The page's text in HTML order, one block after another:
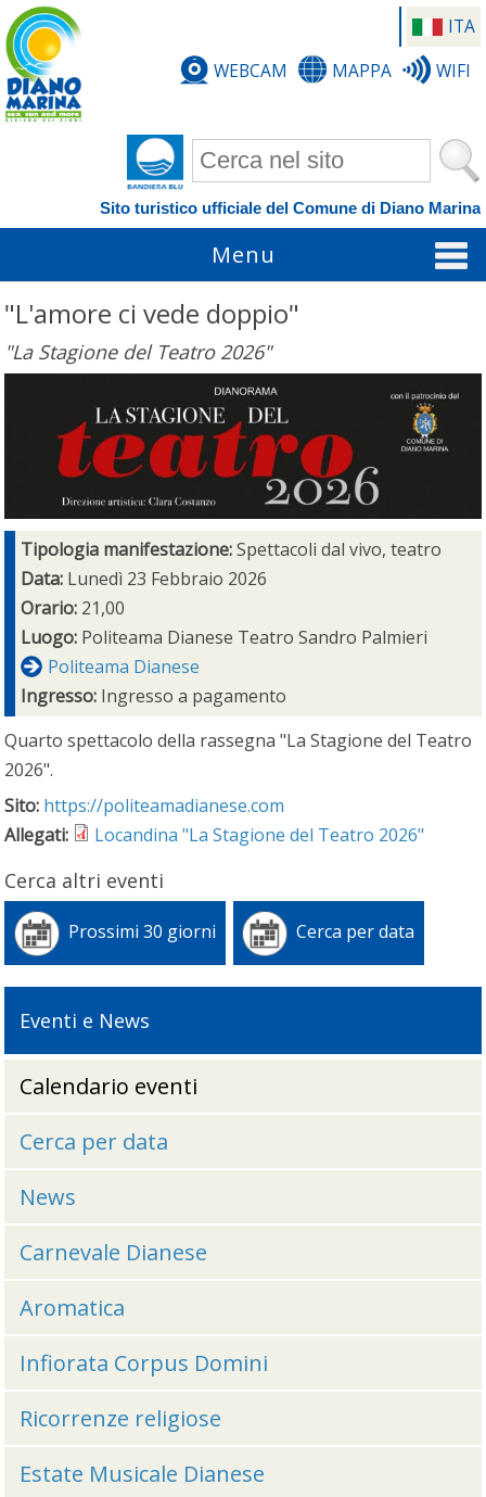
ITA
WEBCAM
MAPPA WIFI
Form di ricerca
Sito turistico ufficiale del Comune di Diano Marina
Menu
"L'amore ci vede doppio"
"La Stagione del Teatro 2026"
Tipologia manifestazione:Spettacoli dal vivo, teatro
Data: Lunedì 23 Febbraio 2026
Orario: 21,00
Luogo: Politeama Dianese Teatro Sandro Palmieri
Politeama Dianese
Ingresso: Ingresso a pagamento
Quarto spettacolo della rassegna "La Stagione del Teatro
2026".
Sito: https://politeamadianese.com
Allegati:
Locandina "La Stagione del Teatro 2026"
Cerca altri eventi
Prossimi 30 giorni Cerca per data
Eventi e News
Calendario eventi
Cerca per data
News
Carnevale Dianese
Aromatica
Infiorata Corpus Domini
Ricorrenze religiose
Estate Musicale Dianese